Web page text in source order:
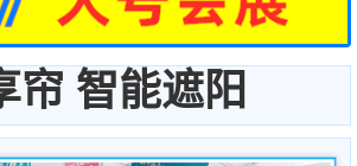
帘 智能遮阳